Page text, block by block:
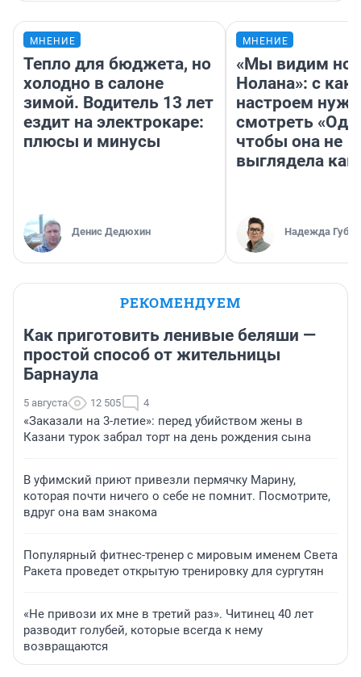
МНЕНИЕ
Тепло для бюджета, но
холодно в салоне
зимой. Водитель 13 лет
ездит на электрокаре:
плюсы и минусы
Денис Дедюхин
МНЕНИЕ
«Мы видим
Нолана»: с
настроем
смотреть
чтобы она не
выглядела как
Надежда
РЕКОМЕНДУЕМ
Как приготовить ленивые беляши —
простой способ от жительницы
Барнаула
5 августа 12 505 4
«Заказали на 3-летие»: перед убийством жены в
Казани турок забрал торт на день рождения сына
В уфимский приют привезли пермячку Марину,
которая почти ничего о себе не помнит. Посмотрите,
вдруг она вам знакома
Популярный фитнес-тренер с мировым именем Света
Ракета проведет открытую тренировку для сургутян
«Не привози их мне в третий раз». Читинец 40 лет
разводит голубей, которые всегда к нему
возвращаются